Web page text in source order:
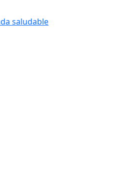
27/05/2021